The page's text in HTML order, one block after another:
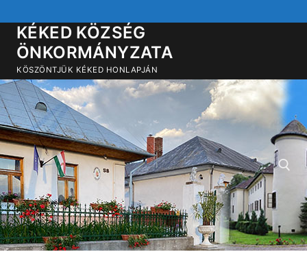
a
tartalomra
KÉKED KÖZSÉG
ÖNKORMÁNYZATA
KÖSZÖNTJÜK KÉKED HONLAPJÁN
Keresése: